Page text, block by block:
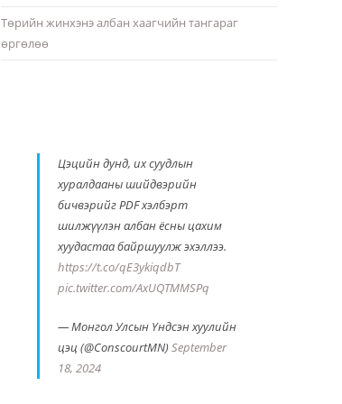
Төрийн жинхэнэ албан хаагчийн тангараг
өргөлөө
Цэцийн дунд, их суудлын
хуралдааны шийдвэрийн
бичвэрийг PDF хэлбэрт
шилжүүлэн албан ёсны цахим
хуудастаа байршуулж эхэллээ.
https://t.co/qE3ykiqdbT
pic.twitter.com/AxUQTMMSPq
— Монгол Улсын Үндсэн хуулийн
цэц (@ConscourtMN)September
18, 2024